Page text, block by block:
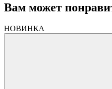
Вам может
НОВИНКА